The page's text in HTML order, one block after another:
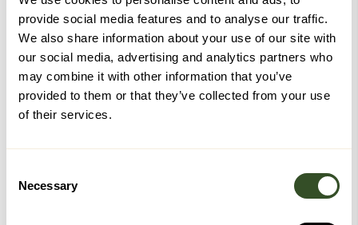
provide social media features and to analyse our traffic.
We also share information about your use of our site with
our social media, advertising and analytics partners who
may combine it with other information that you’ve
provided to them or that they’ve collected from your use
of their services.
Selection
Necessary